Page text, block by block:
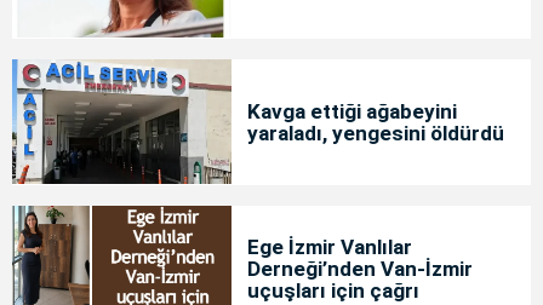
Kavga ettiği ağabeyini
yaraladı, yengesini öldürdü
Ege İzmir Vanlılar
Derneği’nden Van-İzmir
uçuşları için çağrı